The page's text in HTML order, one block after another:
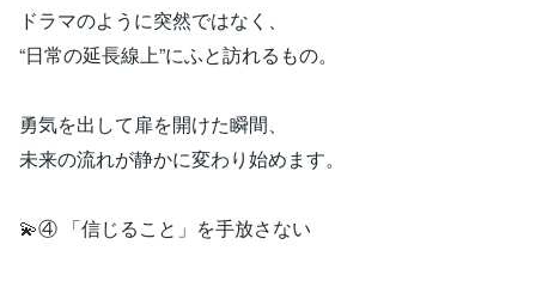
ドラマのように突然ではなく、
“日常の延長線上”にふと訪れるもの。
勇気を出して扉を開けた瞬間、
未来の流れが静かに変わり始めます。
💫④ 「信じること」を手放さない